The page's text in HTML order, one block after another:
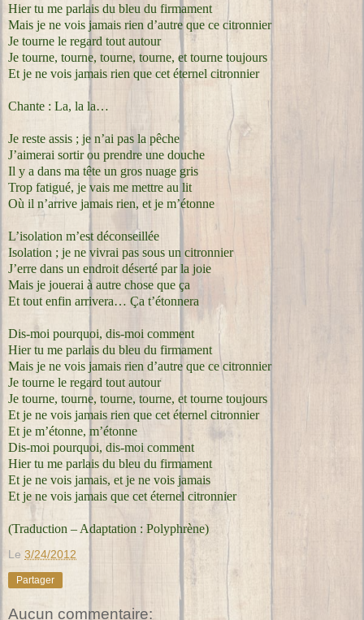
Hier tu me parlais du bleu du firmament
Mais je ne vois jamais rien d’autre que ce citronnier
Je tourne le regard tout autour
Je tourne, tourne, tourne, tourne, et tourne toujours
Et je ne vois jamais rien que cet éternel citronnier
Chante : La, la la…
Je reste assis ; je n’ai pas la pêche
J’aimerai sortir ou prendre une douche
Il y a dans ma tête un gros nuage gris
Trop fatigué, je vais me mettre au lit
Où il n’arrive jamais rien, et je m’étonne
L’isolation m’est déconseillée
Isolation ; je ne vivrai pas sous un citronnier
J’erre dans un endroit déserté par la joie
Mais je jouerai à autre chose que ça
Et tout enfin arrivera… Ça t’étonnera
Dis-moi pourquoi, dis-moi comment
Hier tu me parlais du bleu du firmament
Mais je ne vois jamais rien d’autre que ce citronnier
Je tourne le regard tout autour
Je tourne, tourne, tourne, tourne, et tourne toujours
Et je ne vois jamais rien que cet éternel citronnier
Et je m’étonne, m’étonne
Dis-moi pourquoi, dis-moi comment
Hier tu me parlais du bleu du firmament
Et je ne vois jamais, et je ne vois jamais
Et je ne vois jamais que cet éternel citronnier
(Traduction – Adaptation : Polyphrène)
Le 3/24/2012
Partager
Aucun commentaire: